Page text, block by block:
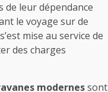
de leur dépendance
le voyage sur de
mise au service de
des charges
modernessont